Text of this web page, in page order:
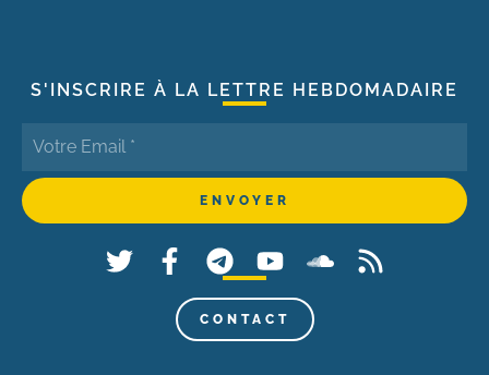
S'INSCRIRE À LA LETTRE HEBDOMADAIRE
CONTACT